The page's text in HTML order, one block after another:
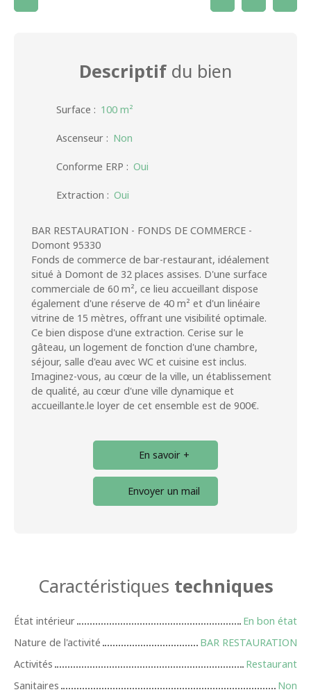
Descriptif du bien
Surface : 100 m²
Ascenseur : Non
Conforme ERP : Oui
Extraction : Oui
BAR RESTAURATION - FONDS DE COMMERCE -
Domont 95330
Fonds de commerce de bar-restaurant, idéalement
situé à Domont de 32 places assises. D'une surface
commerciale de 60 m², ce lieu accueillant dispose
également d'une réserve de 40 m² et d'un linéaire
vitrine de 15 mètres, offrant une visibilité optimale.
Ce bien dispose d'une extraction. Cerise sur le
gâteau, un logement de fonction d'une chambre,
séjour, salle d'eau avec WC et cuisine est inclus.
Imaginez-vous, au cœur de la ville, un établissement
de qualité, au cœur d'une ville dynamique et
accueillante.le loyer de cet ensemble est de 900€.
En savoir +
Envoyer un mail
Caractéristiques techniques
État intérieur
En bon état
Nature de l'activité
BAR RESTAURATION
Activités
Restaurant
Sanitaires
Non